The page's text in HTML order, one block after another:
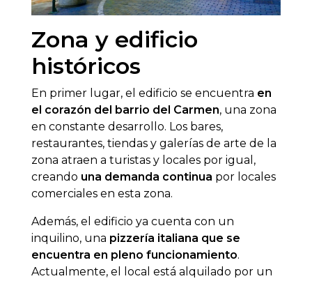
Zona y edificio
históricos
En primer lugar, el edificio se encuentra en
el corazón del barrio del Carmen, una zona
en constante desarrollo. Los bares,
restaurantes, tiendas y galerías de arte de la
zona atraen a turistas y locales por igual,
creando una demanda continua por locales
comerciales en esta zona.
Además, el edificio ya cuenta con un
inquilino, una pizzería italiana que se
encuentra en pleno funcionamiento.
Actualmente, el local está alquilado por un